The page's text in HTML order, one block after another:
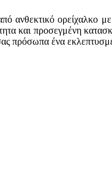
ανθεκτικό ορείχαλκο
και προσεγμένη
πρόσωπα ένα